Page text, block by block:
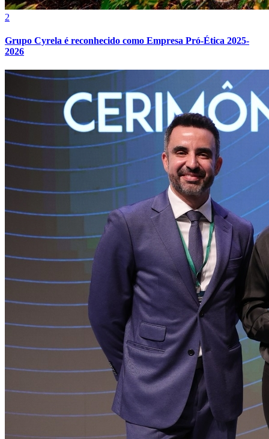
Bragantino
Vitória
2
Grupo Cyrela é reconhecido como Empresa Pró-Ética 2025-
2026